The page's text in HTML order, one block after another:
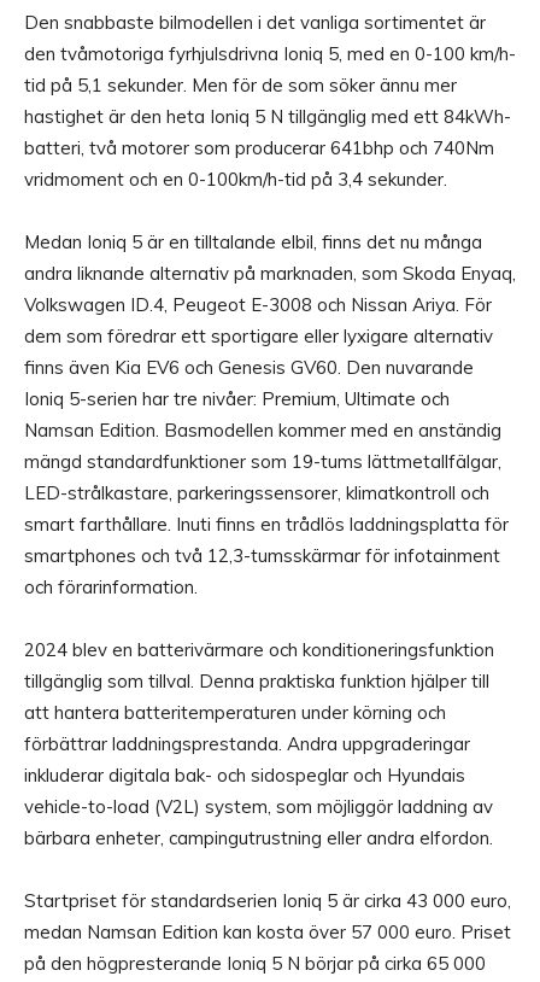
Den snabbaste bilmodellen i det vanliga sortimentet är
den tvåmotoriga fyrhjulsdrivna Ioniq 5, med en 0-100 km/h-
tid på 5,1 sekunder. Men för de som söker ännu mer
hastighet är den heta Ioniq 5 N tillgänglig med ett 84kWh-
batteri, två motorer som producerar 641bhp och 740Nm
vridmoment och en 0-100km/h-tid på 3,4 sekunder.
Medan Ioniq 5 är en tilltalande elbil, finns det nu många
andra liknande alternativ på marknaden, som Skoda Enyaq,
Volkswagen ID.4, Peugeot E-3008 och Nissan Ariya. För
dem som föredrar ett sportigare eller lyxigare alternativ
finns även Kia EV6 och Genesis GV60. Den nuvarande
Ioniq 5-serien har tre nivåer: Premium, Ultimate och
Namsan Edition. Basmodellen kommer med en anständig
mängd standardfunktioner som 19-tums lättmetallfälgar,
LED-strålkastare, parkeringssensorer, klimatkontroll och
smart farthållare. Inuti finns en trådlös laddningsplatta för
smartphones och två 12,3-tumsskärmar för infotainment
och förarinformation.
2024 blev en batterivärmare och konditioneringsfunktion
tillgänglig som tillval. Denna praktiska funktion hjälper till
att hantera batteritemperaturen under körning och
förbättrar laddningsprestanda. Andra uppgraderingar
inkluderar digitala bak- och sidospeglar och Hyundais
vehicle-to-load (V2L) system, som möjliggör laddning av
bärbara enheter, campingutrustning eller andra elfordon.
Startpriset för standardserien Ioniq 5 är cirka 43 000 euro,
medan Namsan Edition kan kosta över 57 000 euro. Priset
på den högpresterande Ioniq 5 N börjar på cirka 65 000